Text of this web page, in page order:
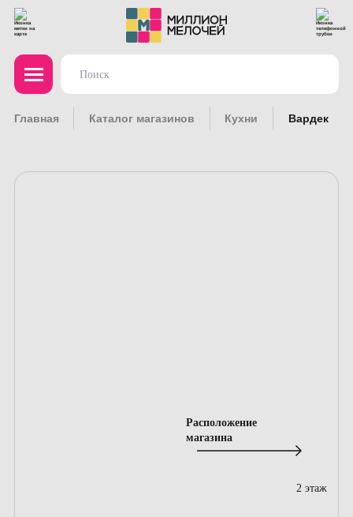
Главная Каталог магазинов Кухни Вардек
Расположение
магазина
2 этаж